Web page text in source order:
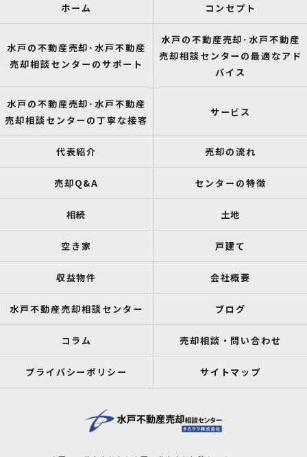
ホーム コンセプト
水戸の不動産売却･水戸不動産
売却相談センターのサポート
水戸の不動産売却･水戸不動産
売却相談センターの最適なアド
バイス
水戸の不動産売却･水戸不動産
売却相談センターの丁寧な接客
サービス
代表紹介 売却の流れ
売却Q&A センターの特徴
相続 土地
空き家 戸建て
収益物件 会社概要
水戸不動産売却相談センター ブログ
コラム 売却相談・問い合わせ
プライバシーポリシー サイトマップ